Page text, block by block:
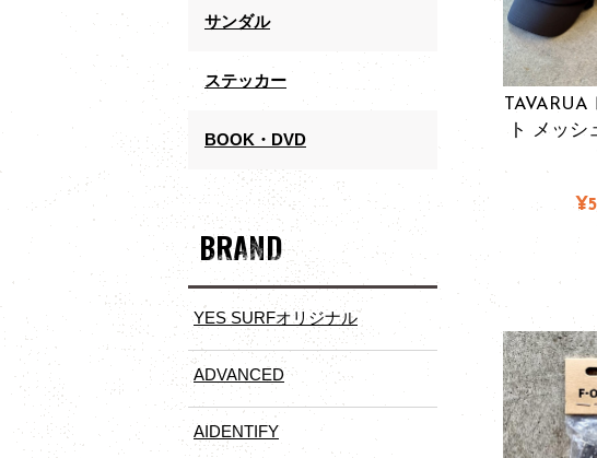
ト メッシ
サンダル
ステッカー
BOOK・DVD
BRAND
YES SURFオリジナル
ADVANCED
AIDENTIFY